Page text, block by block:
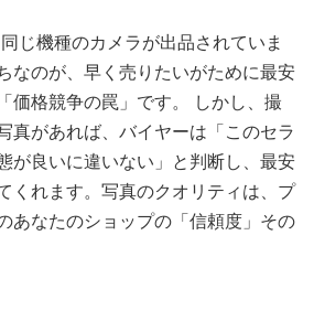
じ機種のカメラが出品されていま
なのが、早く売りたいがために最安
価格競争の罠」です。 しかし、撮
真があれば、バイヤーは「このセラ
が良いに違いない」と判断し、最安
くれます。写真のクオリティは、プ
あなたのショップの「信頼度」その